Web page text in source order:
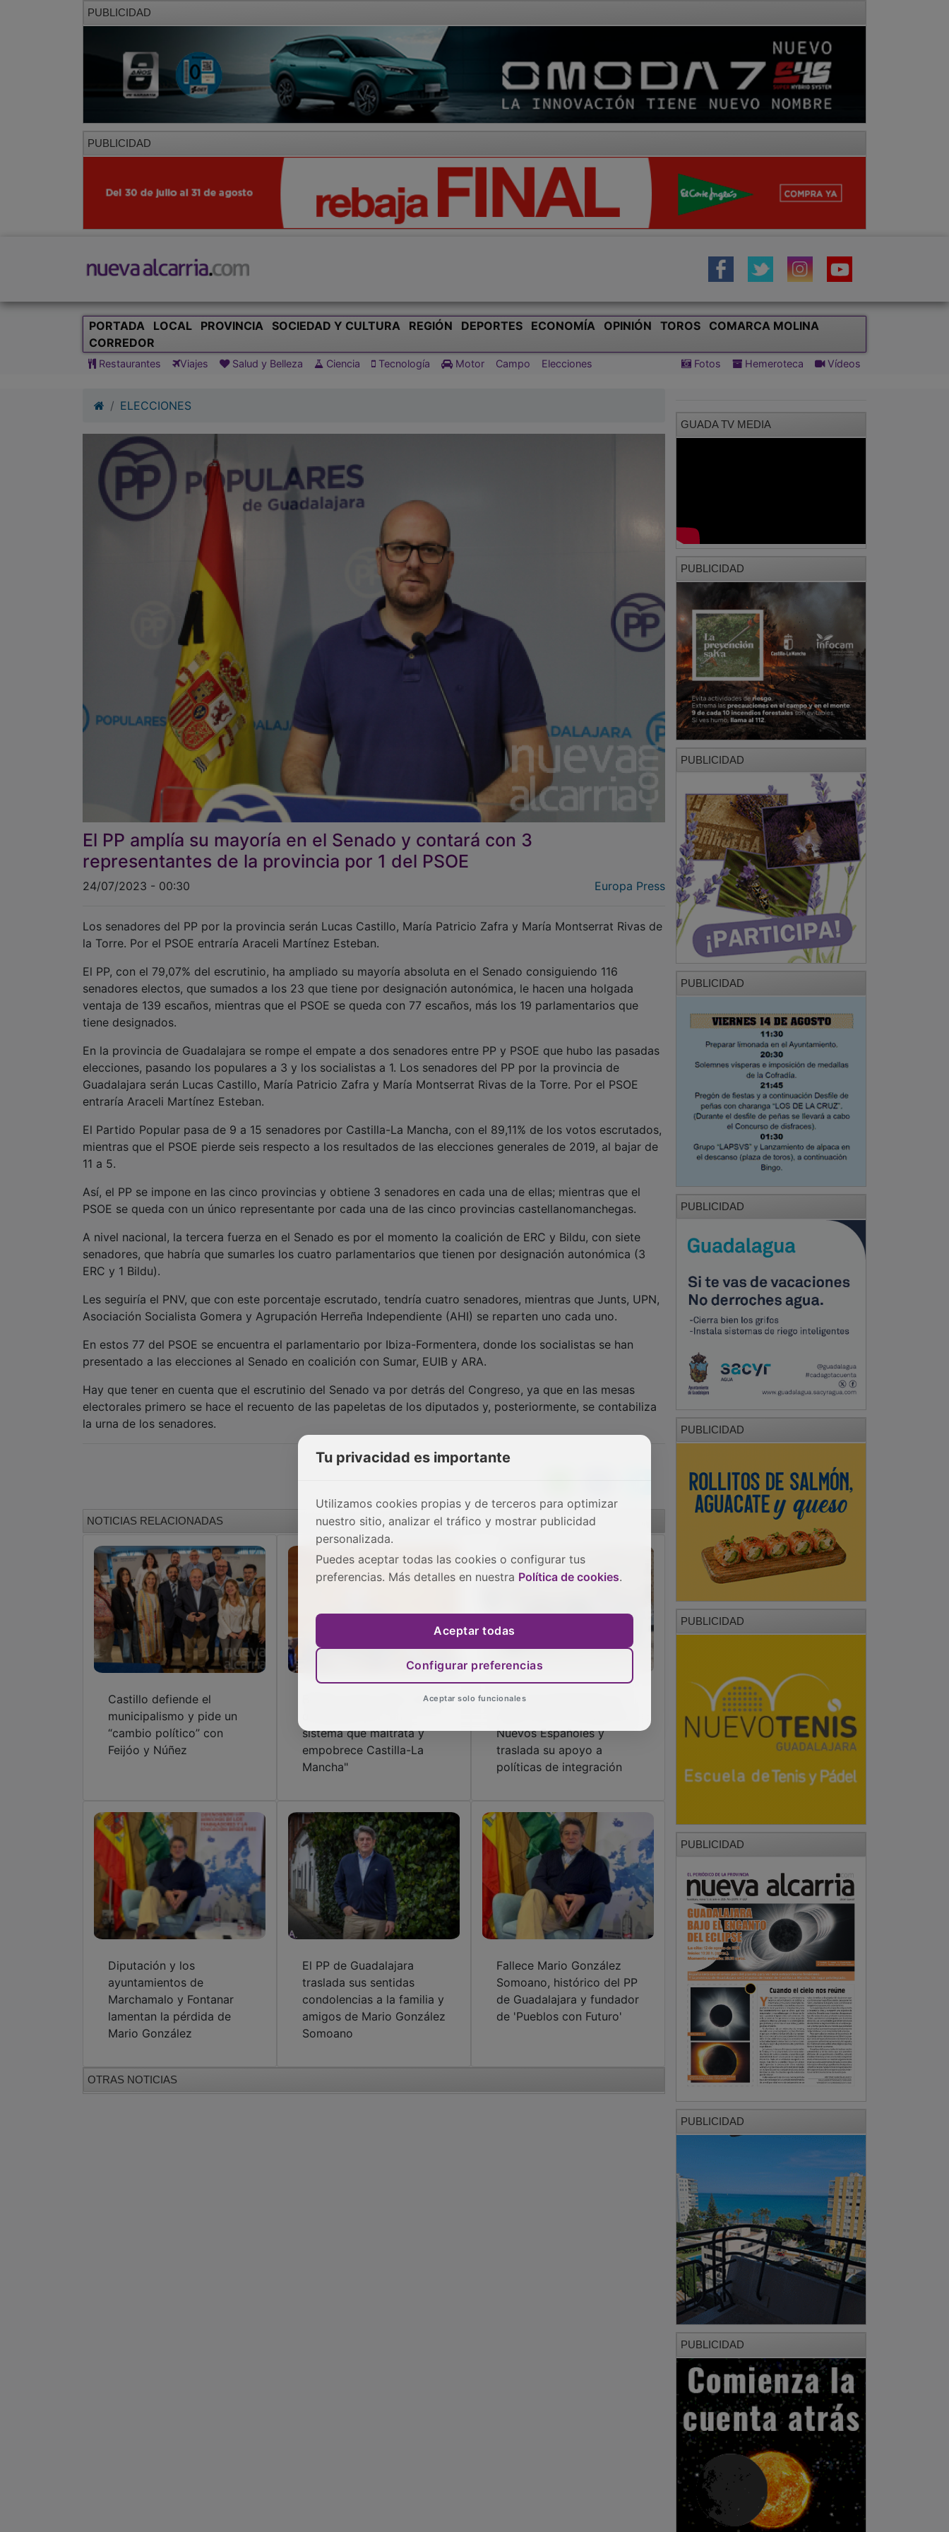
PUBLICIDAD
PUBLICIDAD
PORTADA LOCAL PROVINCIA SOCIEDAD Y CULTURA REGIÓN DEPORTES ECONOMÍA OPINIÓN TOROS
COMARCA MOLINA
CORREDOR
Restaurantes Viajes Salud y Belleza Ciencia Tecnología Motor Campo Elecciones Fotos Hemeroteca Vídeos
ELECCIONES
El PP amplía su mayoría en el Senado y contará con 3
representantes de la provincia por 1 del PSOE
24/07/2023 - 00:30 Europa Press
Los senadores del PP por la provincia serán Lucas Castillo, María Patricio Zafra y María Montserrat Rivas de
la Torre. Por el PSOE entraría Araceli Martínez Esteban.
El PP, con el 79,07% del escrutinio, ha ampliado su mayoría absoluta en el Senado consiguiendo 116
senadores electos, que sumados a los 23 que tiene por designación autonómica, le hacen una holgada
ventaja de 139 escaños, mientras que el PSOE se queda con 77 escaños, más los 19 parlamentarios que
tiene designados.
En la provincia de Guadalajara se rompe el empate a dos senadores entre PP y PSOE que hubo las pasadas
elecciones, pasando los populares a 3 y los socialistas a 1. Los senadores del PP por la provincia de
Guadalajara serán Lucas Castillo, María Patricio Zafra y María Montserrat Rivas de la Torre. Por el PSOE
entraría Araceli Martínez Esteban.
El Partido Popular pasa de 9 a 15 senadores por Castilla-La Mancha, con el 89,11% de los votos escrutados,
mientras que el PSOE pierde seis respecto a los resultados de las elecciones generales de 2019, al bajar de
11 a 5.
Así, el PP se impone en las cinco provincias y obtiene 3 senadores en cada una de ellas; mientras que el
PSOE se queda con un único representante por cada una de las cinco provincias castellanomanchegas.
A nivel nacional, la tercera fuerza en el Senado es por el momento la coalición de ERC y Bildu, con siete
senadores, que habría que sumarles los cuatro parlamentarios que tienen por designación autonómica (3
ERC y 1 Bildu).
Les seguiría el PNV, que con este porcentaje escrutado, tendría cuatro senadores, mientras que Junts, UPN,
Asociación Socialista Gomera y Agrupación Herreña Independiente (AHI) se reparten uno cada uno.
En estos 77 del PSOE se encuentra el parlamentario por Ibiza-Formentera, donde los socialistas se han
presentado a las elecciones al Senado en coalición con Sumar, EUIB y ARA.
Hay que tener en cuenta que el escrutinio del Senado va por detrás del Congreso, ya que en las mesas
electorales primero se hace el recuento de las papeletas de los diputados y, posteriormente, se contabiliza
la urna de los senadores.
NOTICIAS RELACIONADAS
Castillo defiende el
municipalismo y pide un
“cambio político” con
Feijóo y Núñez
Bellido acusa a PP y Vox
sistema que maltrata y
empobrece Castilla-La
Mancha"
El PP de Guadalajara se
Nuevos Españoles y
traslada su apoyo a
políticas de integración
Diputación y los
ayuntamientos de
Marchamalo y Fontanar
lamentan la pérdida de
Mario González
El PP de Guadalajara
traslada sus sentidas
condolencias a la familia y
amigos de Mario González
Somoano
Fallece Mario González
Somoano, histórico del PP
de Guadalajara y fundador
de 'Pueblos con Futuro'
OTRAS NOTICIAS
GUADA TV MEDIA
PUBLICIDAD
PUBLICIDAD
PUBLICIDAD
PUBLICIDAD
PUBLICIDAD
PUBLICIDAD
PUBLICIDAD
PUBLICIDAD
PUBLICIDAD
Tu privacidad es importante
Utilizamos cookies propias y de terceros para optimizar
nuestro sitio, analizar el tráfico y mostrar publicidad
personalizada.
Puedes aceptar todas las cookies o configurar tus
preferencias. Más detalles en nuestra Política de cookies.
Aceptar todas
Configurar preferencias
Aceptar solo funcionales